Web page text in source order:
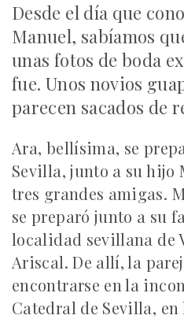
Desde el día que
Manuel, sabíamos
unas fotos de boda
fue. Unos novios
parecen sacados de
Ara, bellísima, se
Sevilla, junto a su hijo
tres grandes amigas.
se preparó junto a su
localidad sevillana de
Ariscal. De allí, la
encontrarse en la
Catedral de Sevilla,